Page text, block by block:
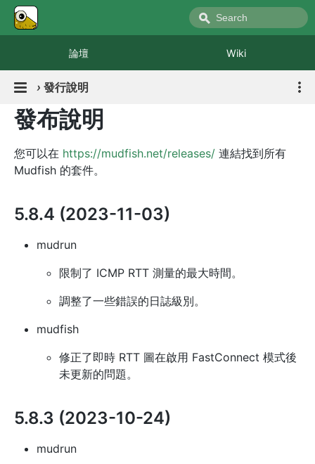
論壇 Wiki
› 發行說明
發布說明
您可以在 https://mudfish.net/releases/ 連結找到所有
Mudfish 的套件。
5.8.4 (2023-11-03)
mudrun
限制了 ICMP RTT 測量的最大時間。
調整了一些錯誤的日誌級別。
mudfish
修正了即時 RTT 圖在啟用 FastConnect 模式後
未更新的問題。
5.8.3 (2023-10-24)
mudrun